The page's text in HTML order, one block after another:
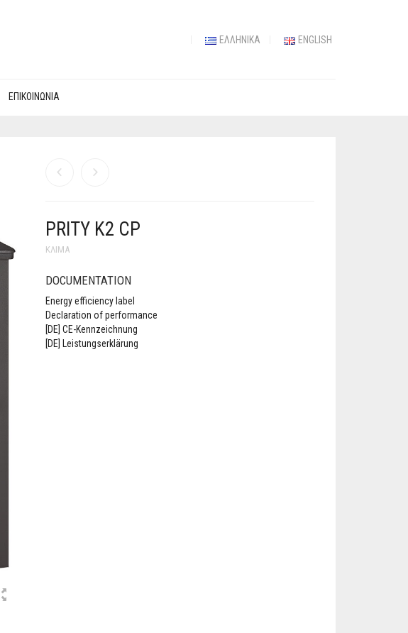
ΕΛΛΗΝΙΚΆ ENGLISH
ΕΠΙΚΟΙΝΩΝΊΑ
PRITY K2 CP
ΚΛΊΜΑ
DOCUMENTATION
Energy efficiency label
Declaration of performance
[DE] CE-Kennzeichnung
[DE] Leistungserklärung